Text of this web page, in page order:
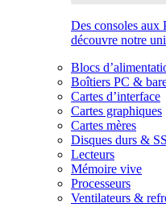
Des consoles aux
découvre notre
Blocs
Boîtiers PC &
Cartes d’interface
Cartes graphiques
Cartes mères
Disques durs &
Lecteurs
Mémoire vive
Processeurs
Ventilateurs &